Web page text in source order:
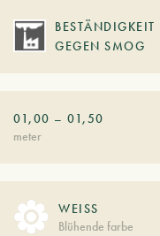
BESTÄNDIGKEIT
GEGEN SMOG
01,00 –01,50
meter
WEISS
Blühende farbe